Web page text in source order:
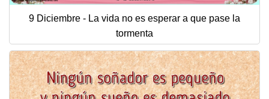
9 Diciembre - La vida no es esperar a que pase la
tormenta